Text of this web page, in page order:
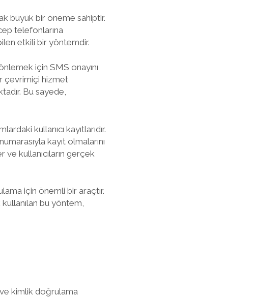
büyük bir öneme sahiptir.
telefonlarına
etkili bir yöntemdir.
için SMS onayını
çevrimiçi hizmet
Bu sayede,
kullanıcı kayıtlarıdır.
kayıt olmalarını
ve kullanıcıların gerçek
için önemli bir araçtır.
bu yöntem,
ve kimlik doğrulama